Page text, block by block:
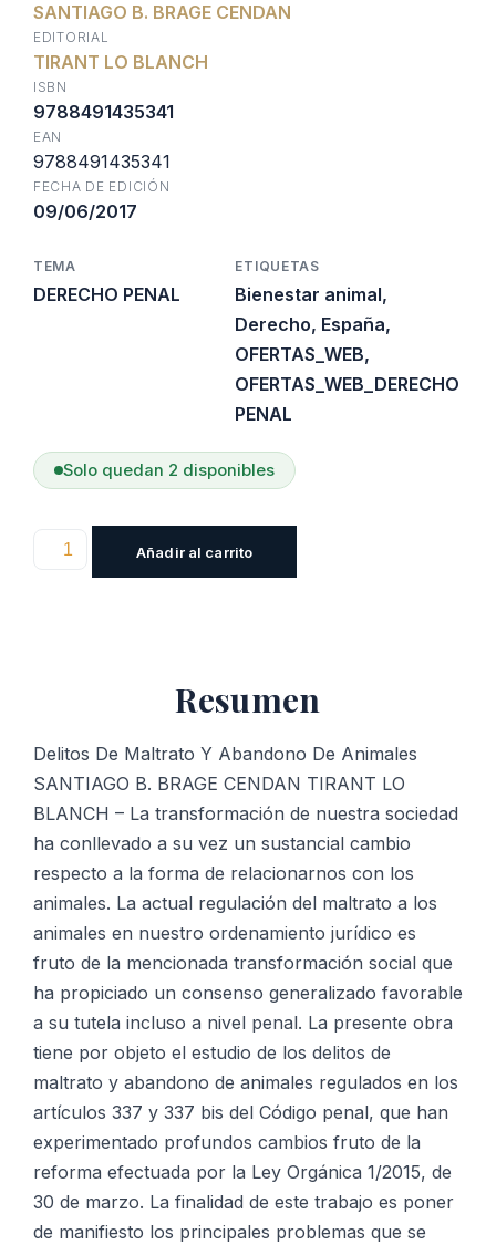
original
era:
$33.900.
actual
SANTIAGO B. BRAGE CENDAN
EDITORIAL
TIRANT LO BLANCH
ISBN
9788491435341
EAN
9788491435341
FECHA DE EDICIÓN
09/06/2017
TEMA
DERECHO PENAL
ETIQUETAS
Bienestar animal,
Derecho, España,
OFERTAS_WEB,
OFERTAS_WEB_DERECHO
PENAL
Solo quedan 2 disponibles
Delitos
cantidad
Añadir al carrito
Resumen
Delitos De Maltrato Y Abandono De Animales
SANTIAGO B. BRAGE CENDAN TIRANT LO
BLANCH – La transformación de nuestra sociedad
ha conllevado a su vez un sustancial cambio
respecto a la forma de relacionarnos con los
animales. La actual regulación del maltrato a los
animales en nuestro ordenamiento jurídico es
fruto de la mencionada transformación social que
ha propiciado un consenso generalizado favorable
a su tutela incluso a nivel penal. La presente obra
tiene por objeto el estudio de los delitos de
maltrato y abandono de animales regulados en los
artículos 337 y 337 bis del Código penal, que han
experimentado profundos cambios fruto de la
reforma efectuada por la Ley Orgánica 1/2015, de
30 de marzo. La finalidad de este trabajo es poner
de manifiesto los principales problemas que se